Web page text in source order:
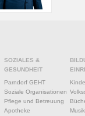
SOZIALES &
GESUNDHEIT
Parndorf GEHT
Soziale Organisationen
Pflege und Betreuung
Apotheke